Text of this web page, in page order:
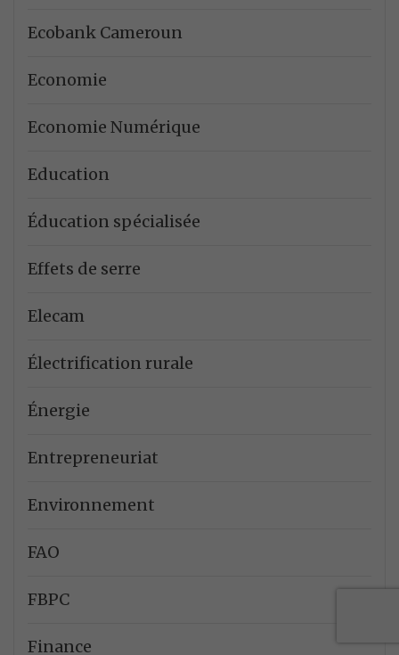
Ecobank Cameroun
Economie
Economie Numérique
Education
Éducation spécialisée
Effets de serre
Elecam
Électrification rurale
Énergie
Entrepreneuriat
Environnement
FAO
FBPC
Finance